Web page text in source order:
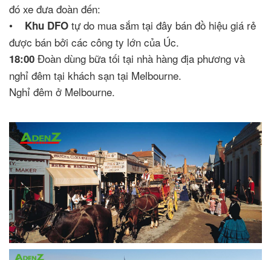
đó xe đưa đoàn đến:
• Khu DFO tự do mua sắm tại đây bán đồ hiệu giá rẻ
được bán bởi các công ty lớn của Úc.
18:00 Đoàn dùng bữa tối tại nhà hàng địa phương và
nghỉ đêm tại khách sạn tại Melbourne.
Nghỉ đêm ở Melbourne.